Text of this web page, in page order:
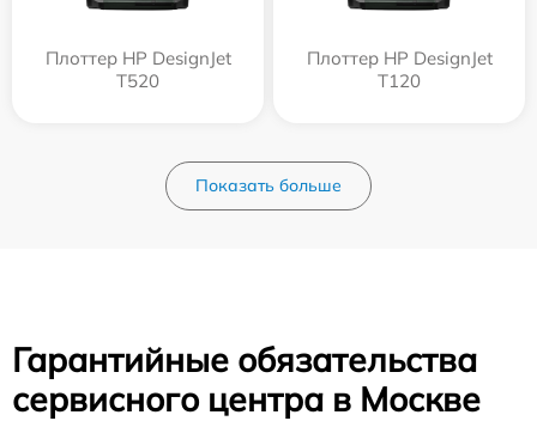
Плоттер HP DesignJet
T520
Плоттер HP DesignJet
T120
Показать больше
Гарантийные обязательства
сервисного центра в Москве